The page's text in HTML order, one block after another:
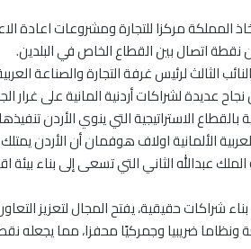
المملكة مركزا للتجارة ومشروعات اعادة
نقطة اتصال بين القطاع الخاص في البلدين.
لرئيس غرفة التجارة والصناعة
عديدة لشراكات أردنية المانية على غرار
الاستراتيجية التي ينوي الأردن
الألمانية اولاف هوفمان أن الأردن
الملك عبدالله الثاني التي تسعى إلى بناء
شراكات حقيقية، يفتح المجال لتعزيز
ضريبيا وجمركيًا محفزا، مما يجعله